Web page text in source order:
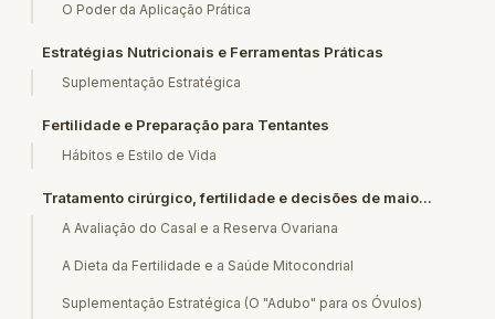
O Poder da Aplicação Prática
Estratégias Nutricionais e Ferramentas Práticas
Suplementação Estratégica
Fertilidade e Preparação para Tentantes
Hábitos e Estilo de Vida
Tratamento cirúrgico, fertilidade e decisões de maio...
A Avaliação do Casal e a Reserva Ovariana
A Dieta da Fertilidade e a Saúde Mitocondrial
Suplementação Estratégica (O "Adubo" para os Óvulos)